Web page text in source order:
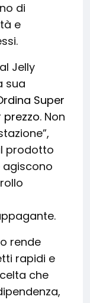
di
e
Jelly
sua
Super
prezzo. Non
prodotto
agiscono
rende
rapidi e
che